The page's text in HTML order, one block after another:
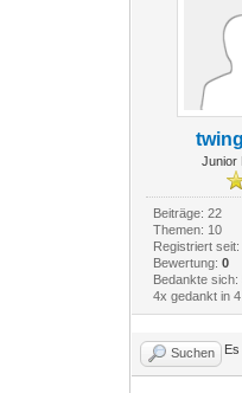
Junior
Beiträge: 22
Themen: 10
Registriert
Bewertung: 0
Bedankte sich:
4x gedankt in
Suchen